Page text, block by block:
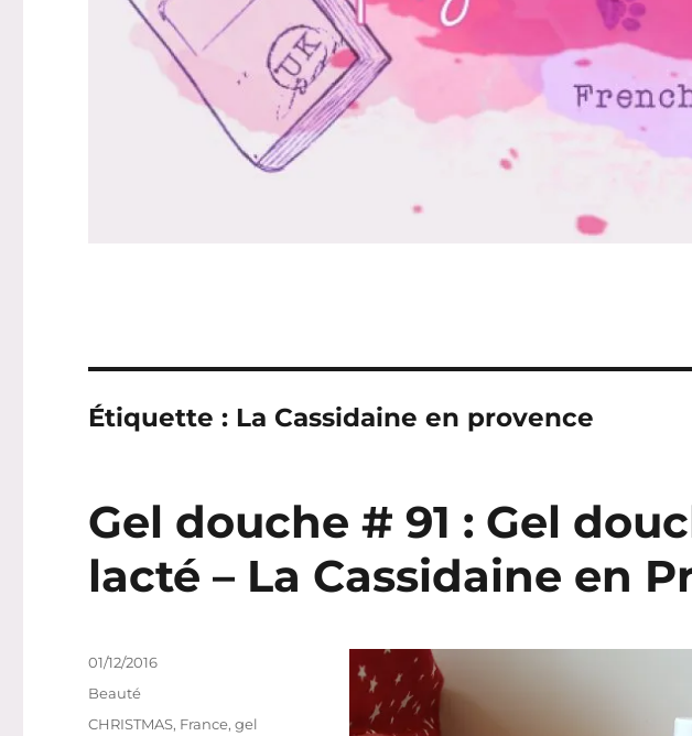
Étiquette : La Cassidaine en provence
Gel douche # 91 : Gel
lacté – La Cassidaine en
Publié
01/12/2016
Catégories
Beauté
Étiquettes
CHRISTMAS, France,gel